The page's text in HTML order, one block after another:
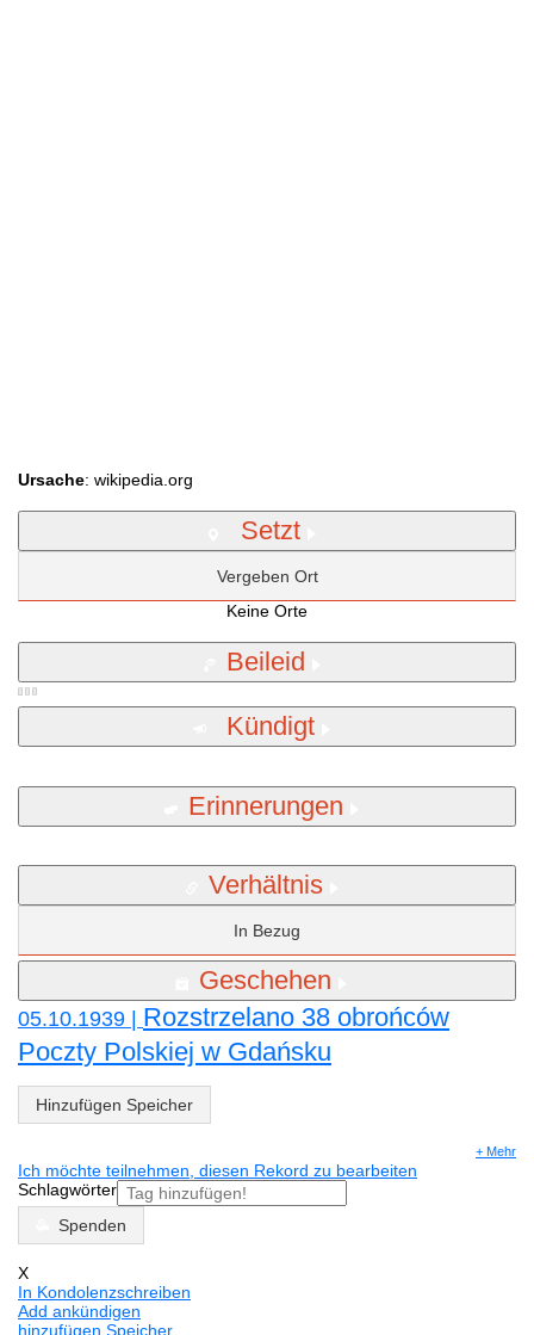
Ursache: wikipedia.org
Setzt
Vergeben Ort
Keine Orte
Beileid
Kündigt
Erinnerungen
Verhältnis
In Bezug
Geschehen
05.10.1939 | Rozstrzelano 38 obrońców
Poczty Polskiej w Gdańsku
Hinzufügen Speicher
+ Mehr
Ich möchte teilnehmen, diesen Rekord zu bearbeiten
Schlagwörter
Spenden
X
In Kondolenzschreiben
Add ankündigen
hinzufügen Speicher